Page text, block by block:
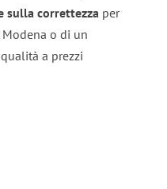
sulla correttezza per
o di un
a prezzi